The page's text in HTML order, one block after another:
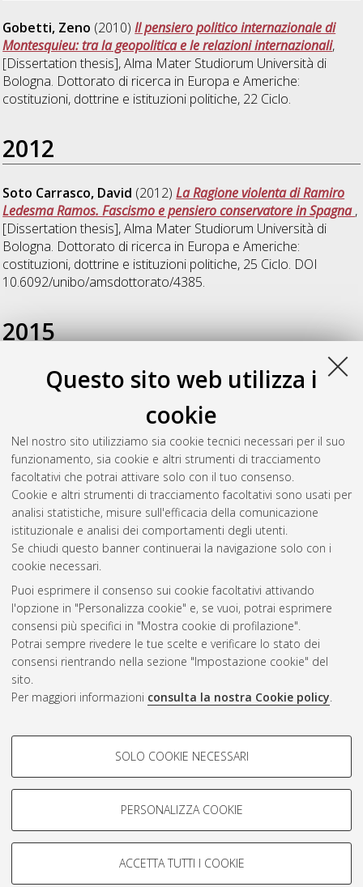
Questo sito web utilizza i
cookie
Nel nostro sito utilizziamo sia cookie tecnici necessari per il suo
funzionamento, sia cookie e altri strumenti di tracciamento
facoltativi che potrai attivare solo con il tuo consenso.
Cookie e altri strumenti di tracciamento facoltativi sono usati per
analisi statistiche, misure sull'efficacia della comunicazione
istituzionale e analisi dei comportamenti degli utenti.
Se chiudi questo banner continuerai la navigazione solo con i
cookie necessari.
Puoi esprimere il consenso sui cookie facoltativi attivando
l'opzione in "Personalizza cookie" e, se vuoi, potrai esprimere
consensi più specifici in "Mostra cookie di profilazione".
Potrai sempre rivedere le tue scelte e verificare lo stato dei
consensi rientrando nella sezione "Impostazione cookie" del
sito.
Per maggiori informazioni consulta la nostra Cookie policy.
COOKIE DI PROFILAZIONE -
Si tratta di cookie utilizzati per analizzare le caratteristiche della
navigazione degli utenti, creare profili in base al loro comportamento
Mostra cookie di profilazione
COOKIE TECNICI - NECESSARI
SOLO COOKIE NECESSARI
PERSONALIZZA COOKIE
ACCETTA TUTTI I COOKIE
Gobetti, Zeno (2010)Il pensiero politico internazionale di
Montesquieu: tra la geopolitica e le relazioni internazionali,
[Dissertation thesis], Alma Mater Studiorum Università di
Bologna. Dottorato di ricerca in Europa e Americhe:
costituzioni, dottrine e istituzioni politiche, 22 Ciclo.
2012
Soto Carrasco, David (2012)La Ragione violenta di Ramiro
Ledesma Ramos. Fascismo e pensiero conservatore in Spagna,
[Dissertation thesis], Alma Mater Studiorum Università di
Bologna. Dottorato di ricerca in Europa e Americhe:
costituzioni, dottrine e istituzioni politiche, 25 Ciclo. DOI
10.6092/unibo/amsdottorato/4385.
2015
Atymtayeva, Zhazira(2015)La cooperazione dell'UE nella
creazione di uno spazio sicuro nella globalizzazione come
possibile modello per la regione dell'Asia Centrale
[Dissertation thesis], Alma Mater Studiorum Università di
Bologna. Dottorato di ricerca inPolitica, istituzioni, storia, 27
Ciclo. DOI 10.6092/unibo/amsdottorato/7086.
Questa lista e' stata generata ilSat Aug 8 20:44:48 2026
Atom
Rss 1.0
Rss 2.0
ISSN: 2038-7946
Impostazioni Cookie
Informativa sulla privacy
Condizioni d’uso del sito